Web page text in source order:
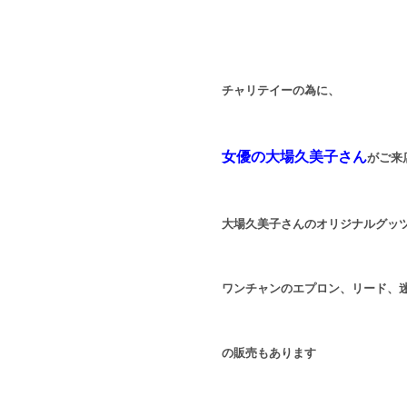
チャリテイーの為に、
女優の大場久美子さんがご来
大場久美子さんのオリジナルグッ
ワンチャンのエプロン、リード、
の販売もあります